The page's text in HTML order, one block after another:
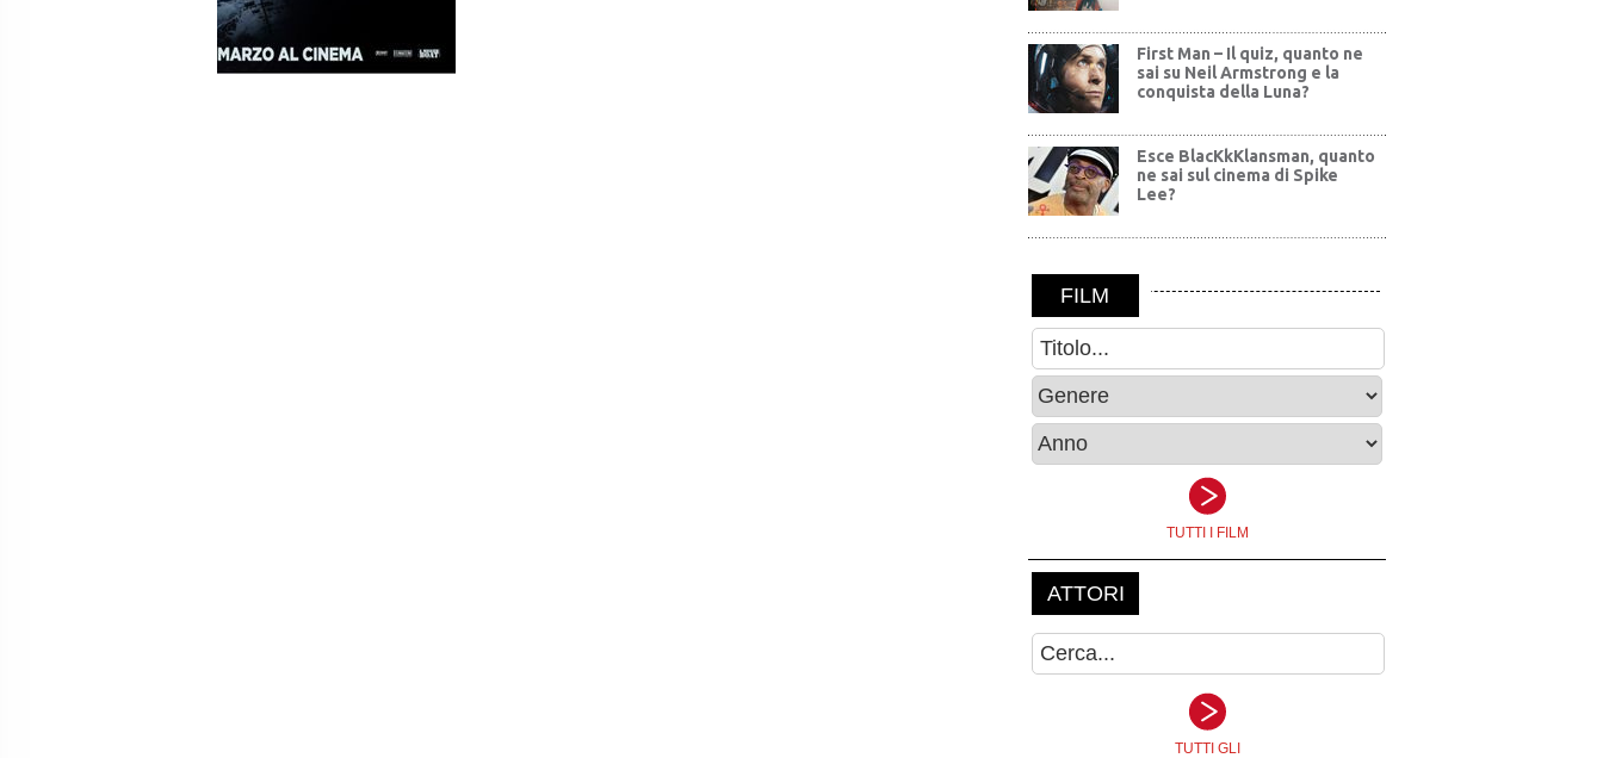
First Man – Il quiz, quanto ne
sai su Neil Armstrong e la
conquista della Luna?
Esce BlacKkKlansman, quanto
ne sai sul cinema di Spike
Lee?